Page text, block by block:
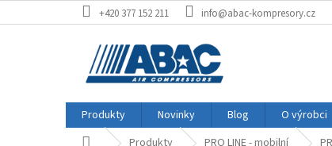
na
+420 377 152 211 info@abac-kompresory.cz
Produkty Novinky Blog O výrobci
Produkty PRO LINE - mobilní